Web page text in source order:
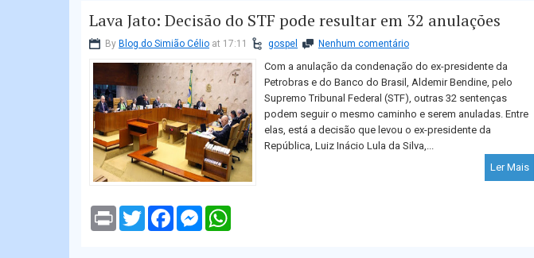
e
r
o
o
k
n
g
e
A
p
p
Lava Jato: Decisão do STF pode resultar em 32 anulações
By Blog do Simião Célio at 17:11 gospel Nenhum comentário
Com a anulação da condenação do ex-presidente da
Petrobras e do Banco do Brasil, Aldemir Bendine, pelo
Supremo Tribunal Federal (STF), outras 32 sentenças
podem seguir o mesmo caminho e serem anuladas. Entre
elas, está a decisão que levou o ex-presidente da
República, Luiz Inácio Lula da Silva,...
Ler Mais
P
T
w
F
M